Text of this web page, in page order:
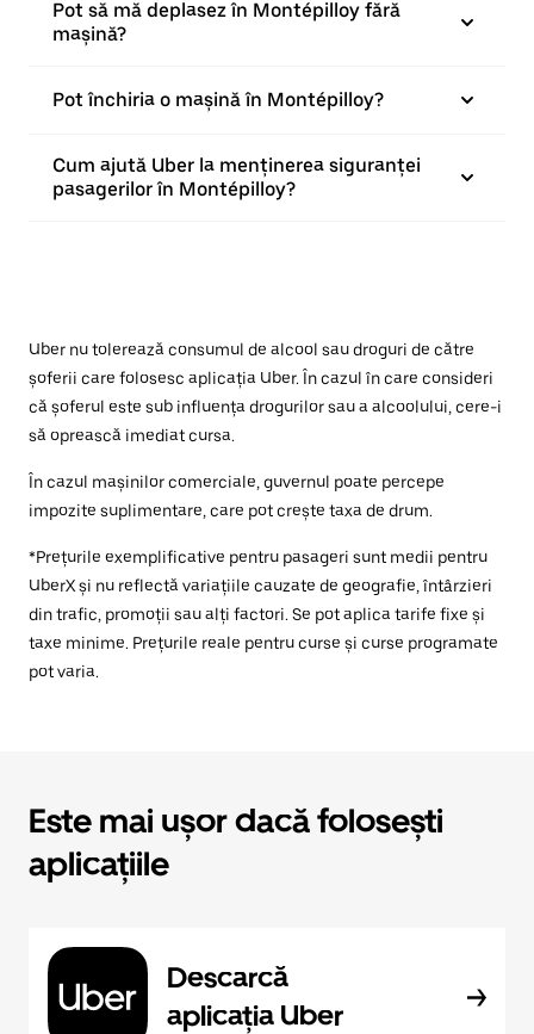
Pot să mă deplasez în Montépilloy fără
mașină?
Pot închiria o mașină în Montépilloy?
Cum ajută Uber la menținerea siguranței
pasagerilor în Montépilloy?
Uber nu tolerează consumul de alcool sau droguri de către
șoferii care folosesc aplicația Uber. În cazul în care consideri
că șoferul este sub influența drogurilor sau a alcoolului, cere-i
să oprească imediat cursa.
În cazul mașinilor comerciale, guvernul poate percepe
impozite suplimentare, care pot crește taxa de drum.
*Prețurile exemplificative pentru pasageri sunt medii pentru
UberX și nu reflectă variațiile cauzate de geografie, întârzieri
din trafic, promoții sau alți factori. Se pot aplica tarife fixe și
taxe minime. Prețurile reale pentru curse și curse programate
pot varia.
Este mai ușor dacă folosești
aplicațiile
Descarcă
aplicația Uber